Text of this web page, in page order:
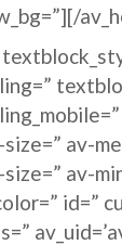
av-
av-
id=”